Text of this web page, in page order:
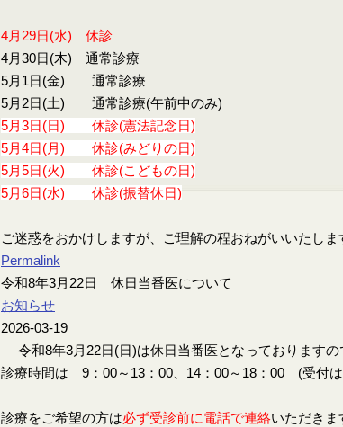
4月29日(水) 休診
4月30日(木) 通常診療
5月1日(金) 通常診療
5月2日(土) 通常診療(午前中のみ)
5月3日(日) 休診(憲法記念日)
5月4日(月) 休診(みどりの日)
5月5日(火) 休診(こどもの日)
5月6日(水) 休診(振替休日)
ご迷惑をおかけしますが、ご理解の程おねがいいたしま
Permalink
令和8年3月22日 休日当番医について
お知らせ
2026-03-19
令和8年3月22日(日)は休日当番医となっておりますの
診療時間は 9：00～13：00、14：00～18：00 (受付
診療をご希望の方は必ず受診前に電話で連絡いただきま